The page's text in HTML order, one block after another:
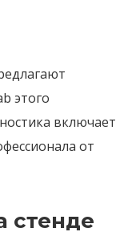
этого
включает
от
стенде